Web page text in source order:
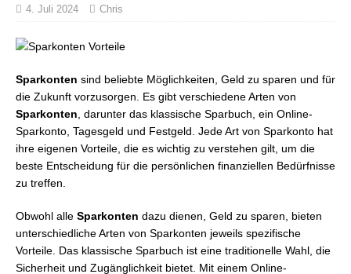
4. Juli 2024 Chris
Sparkonten sind beliebte Möglichkeiten, Geld zu sparen und für
die Zukunft vorzusorgen. Es gibt verschiedene Arten von
Sparkonten , darunter das klassische Sparbuch, ein Online-
Sparkonto, Tagesgeld und Festgeld. Jede Art von Sparkonto hat
ihre eigenen Vorteile, die es wichtig zu verstehen gilt, um die
beste Entscheidung für die persönlichen finanziellen Bedürfnisse
zu treffen.
Obwohl alle Sparkonten dazu dienen, Geld zu sparen, bieten
unterschiedliche Arten von Sparkonten jeweils spezifische
Vorteile. Das klassische Sparbuch ist eine traditionelle Wahl, die
Sicherheit und Zugänglichkeit bietet. Mit einem Online-